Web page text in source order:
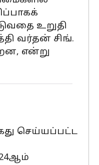
உறுதி
வர்தன் சிங்.
என்று
செய்யப்பட்ட